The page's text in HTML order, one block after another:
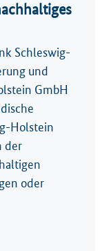
Schleswig-
und
GmbH
Holstein
der
oder